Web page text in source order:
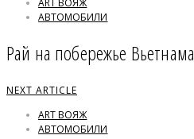
ART ВОЯЖ
АВТОМОБИЛИ
Рай на побережье Вьетнама
NEXT ARTICLE
ART ВОЯЖ
АВТОМОБИЛИ